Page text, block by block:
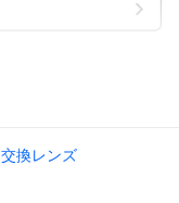
交換レンズ